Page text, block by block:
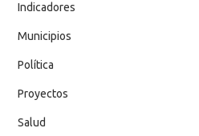
Indicadores
Municipios
Política
Proyectos
Salud